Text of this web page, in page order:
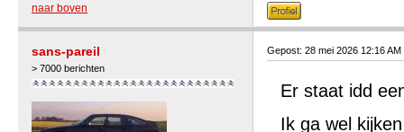
naar boven
sans-pareil
> 7000 berichten
Gepost: 28 mei 2026 12:16 AM
Er staat idd
Ik ga wel